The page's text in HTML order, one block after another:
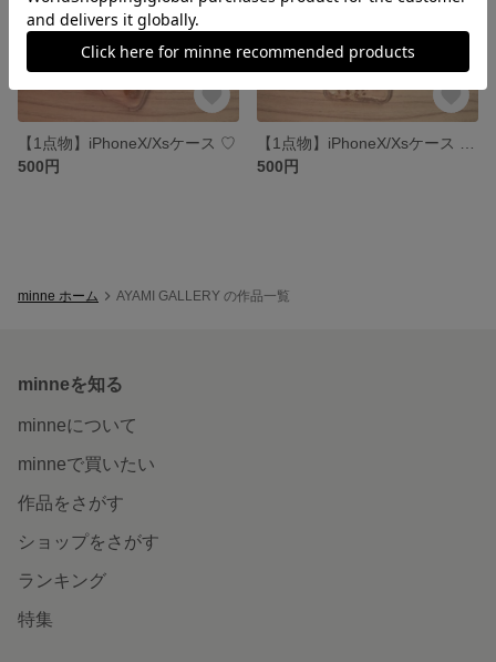
【1点物】iPhoneX/Xsケース ♡
500円
500円
minne ホーム AYAMI GALLERY の作品一覧
minneを知る
minneについて
minneで買いたい
作品をさがす
ショップをさがす
ランキング
特集